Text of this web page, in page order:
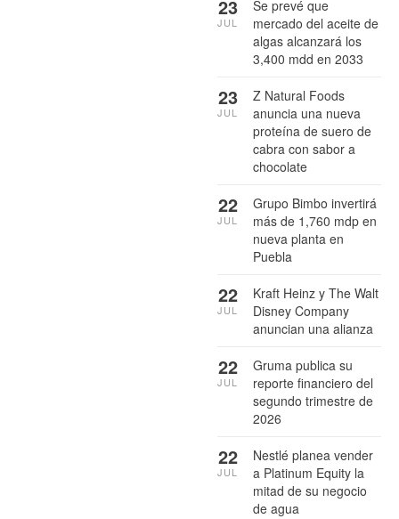
Se prevé que
mercado del aceite de
algas alcanzará los
3,400 mdd en 2033
23
JUL
Z Natural Foods
anuncia una nueva
proteína de suero de
cabra con sabor a
chocolate
23
JUL
Grupo Bimbo invertirá
más de 1,760 mdp en
nueva planta en
Puebla
22
JUL
Kraft Heinz y The Walt
Disney Company
anuncian una alianza
22
JUL
Gruma publica su
reporte financiero del
segundo trimestre de
2026
22
JUL
Nestlé planea vender
a Platinum Equity la
mitad de su negocio
de agua
22
JUL